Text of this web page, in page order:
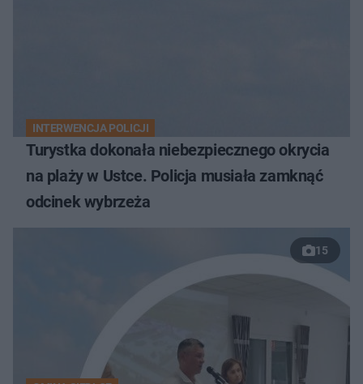
INTERWENCJA POLICJI
Turystka dokonała niebezpiecznego okrycia
na plaży w Ustce. Policja musiała zamknąć
odcinek wybrzeża
15